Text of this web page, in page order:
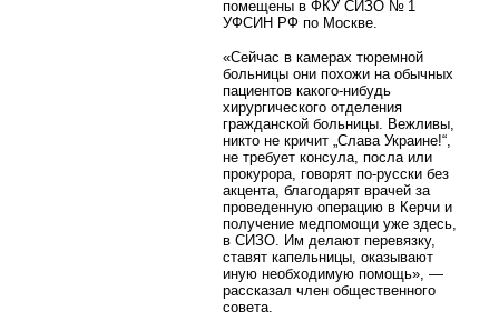
помещены в ФКУ СИЗО № 1
УФСИН РФ по Москве.
«Сейчас в камерах тюремной
больницы они похожи на обычных
пациентов какого-нибудь
хирургического отделения
гражданской больницы. Вежливы,
никто не кричит „Слава Украине!“,
не требует консула, посла или
прокурора, говорят по-русски без
акцента, благодарят врачей за
проведенную операцию в Керчи и
получение медпомощи уже здесь,
в СИЗО. Им делают перевязку,
ставят капельницы, оказывают
иную необходимую помощь», —
рассказал член общественного
совета.